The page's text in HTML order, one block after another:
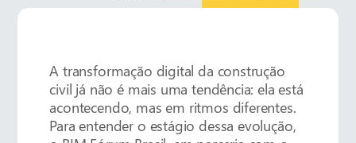
A transformação digital da construção
civil já não é mais uma tendência: ela está
acontecendo, mas em ritmos diferentes.
Para entender o estágio dessa evolução,